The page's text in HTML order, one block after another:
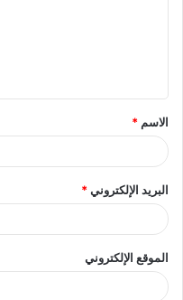
ق
*
الاسم *
البريد الإلكتروني*
الموقع الإلكتروني